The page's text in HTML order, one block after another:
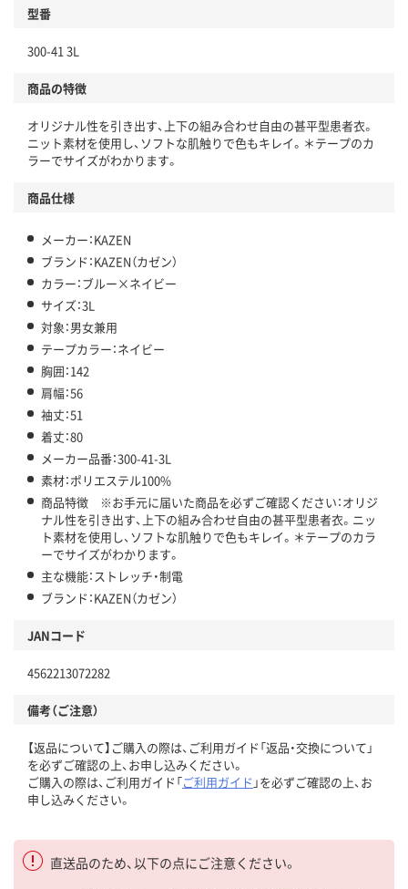
型番
300-41 3L
商品の特徴
オリジナル性を引き出す、上下の組み合わせ自由の甚平型患者衣。
ニット素材を使用し、ソフトな肌触りで色もキレイ。＊テープのカ
ラーでサイズがわかります。
商品仕様
メーカー：KAZEN
ブランド：KAZEN（カゼン）
カラー：ブルー×ネイビー
サイズ：3L
対象：男女兼用
テープカラー：ネイビー
胸囲：142
肩幅：56
袖丈：51
着丈：80
メーカー品番：300-41-3L
素材：ポリエステル100%
商品特徴 ※お手元に届いた商品を必ずご確認ください：オリジ
ナル性を引き出す、上下の組み合わせ自由の甚平型患者衣。ニッ
ト素材を使用し、ソフトな肌触りで色もキレイ。＊テープのカラ
ーでサイズがわかります。
主な機能：ストレッチ・制電
ブランド：KAZEN（カゼン）
JANコード
4562213072282
備考（ご注意）
【返品について】ご購入の際は、ご利用ガイド「返品・交換について」
を必ずご確認の上、お申し込みください。
ご購入の際は、ご利用ガイド「ご利用ガイド 」を必ずご確認の上、お
申し込みください。
直送品のため、以下の点にご注意ください。